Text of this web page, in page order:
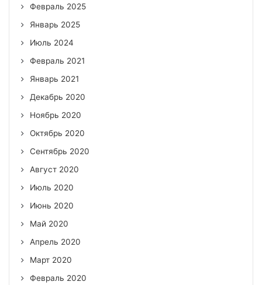
Февраль 2025
Январь 2025
Июль 2024
Февраль 2021
Январь 2021
Декабрь 2020
Ноябрь 2020
Октябрь 2020
Сентябрь 2020
Август 2020
Июль 2020
Июнь 2020
Май 2020
Апрель 2020
Март 2020
Февраль 2020